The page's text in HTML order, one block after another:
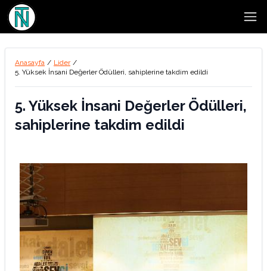
Anasayfa / Lider /
5. Yüksek İnsani Değerler Ödülleri, sahiplerine takdim edildi
5. Yüksek İnsani Değerler Ödülleri,
sahiplerine takdim edildi